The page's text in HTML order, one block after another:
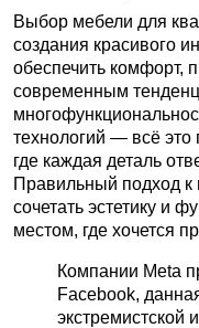
Выбор мебели для
создания красивого
обеспечить комфорт,
современным
технологий — всё это
где каждая деталь
Правильный подход к
сочетать эстетику и
местом, где хочется
Компании Meta
Facebook,
экстремистской